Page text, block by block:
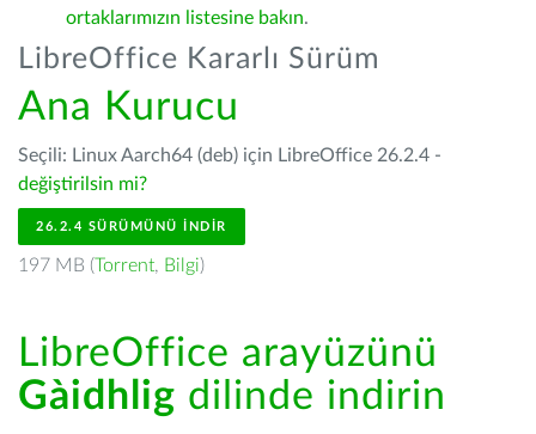
ortaklarımızın listesine bakın.
LibreOffice Kararlı Sürüm
Ana Kurucu
Seçili: Linux Aarch64 (deb) için LibreOffice 26.2.4 -
değiştirilsin mi?
26.2.4 SÜRÜMÜNÜ İNDIR
197 MB (Torrent, Bilgi)
LibreOffice arayüzünü
Gàidhlig dilinde indirin